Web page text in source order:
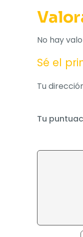
No hay
Sé el
Tu
Tu